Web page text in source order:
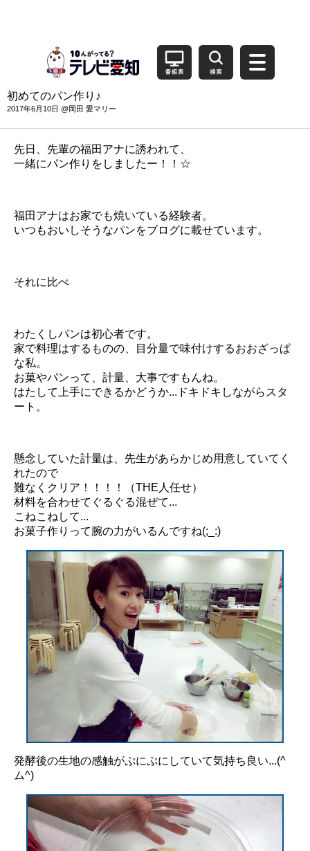
初めてのパン作り♪
2017年6月10日 @岡田 愛マリー
先日、先輩の福田アナに誘われて、
一緒にパン作りをしましたー！！☆
福田アナはお家でも焼いている経験者。
いつもおいしそうなパンをブログに載せています。
それに比べ
わたくしパンは初心者です。
家で料理はするものの、目分量で味付けするおおざっぱ
な私。
お菓やパンって、計量、大事ですもんね。
はたして上手にできるかどうか...ドキドキしながらスタ
ート。
懸念していた計量は、先生があらかじめ用意していてく
れたので
難なくクリア！！！！（THE人任せ）
材料を合わせてぐるぐる混ぜて...
こねこねして...
お菓子作りって腕の力がいるんですね(;_:)
発酵後の生地の感触がぷにぷにしていて気持ち良い...(^
ム^)